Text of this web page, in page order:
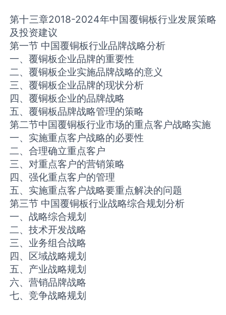
第十三章2018-2024年中国覆铜板行业发展策略
及投资建议
第一节 中国覆铜板行业品牌战略分析
一、覆铜板企业品牌的重要性
二、覆铜板企业实施品牌战略的意义
三、覆铜板企业品牌的现状分析
四、覆铜板企业的品牌战略
五、覆铜板品牌战略管理的策略
第二节中国覆铜板行业市场的重点客户战略实施
一、实施重点客户战略的必要性
二、合理确立重点客户
三、对重点客户的营销策略
四、强化重点客户的管理
五、实施重点客户战略要重点解决的问题
第三节 中国覆铜板行业战略综合规划分析
一、战略综合规划
二、技术开发战略
三、业务组合战略
四、区域战略规划
五、产业战略规划
六、营销品牌战略
七、竞争战略规划